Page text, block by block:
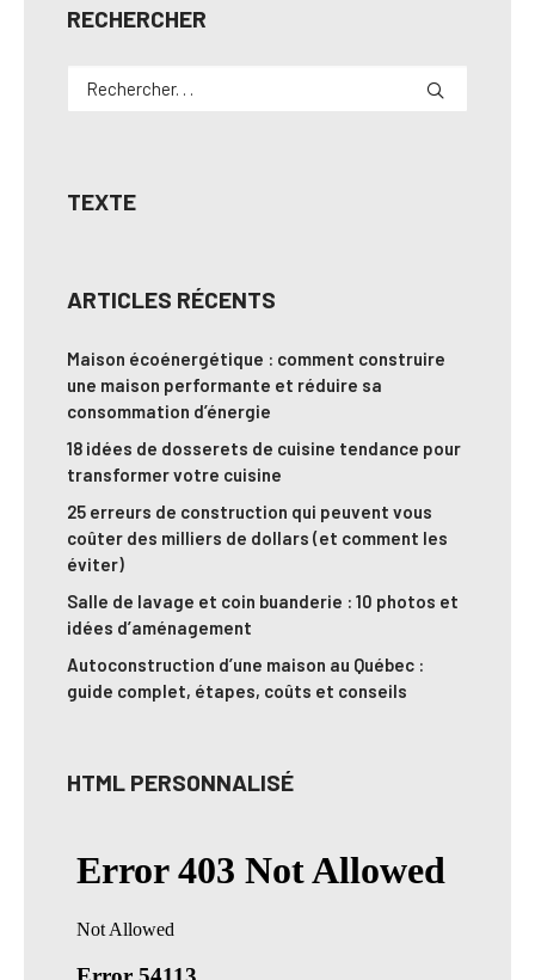
RECHERCHER
TEXTE
ARTICLES RÉCENTS
Maison écoénergétique : comment construire
une maison performante et réduire sa
consommation d’énergie
18 idées de dosserets de cuisine tendance pour
transformer votre cuisine
25 erreurs de construction qui peuvent vous
coûter des milliers de dollars (et comment les
éviter)
Salle de lavage et coin buanderie : 10 photos et
idées d’aménagement
Autoconstruction d’une maison au Québec :
guide complet, étapes, coûts et conseils
HTML PERSONNALISÉ